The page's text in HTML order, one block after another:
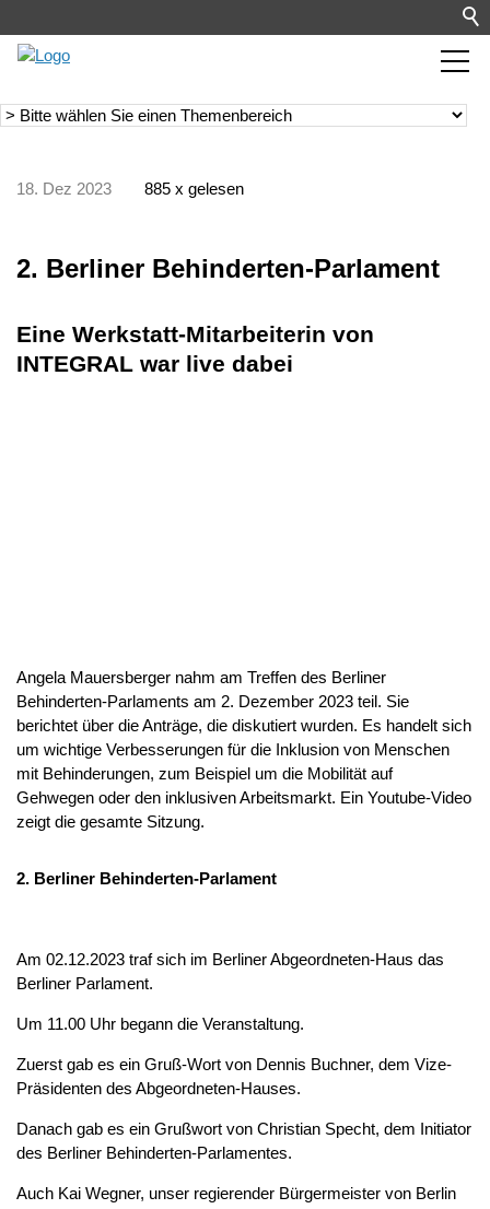
18. Dez 2023 885 x gelesen
2. Berliner Behinderten-Parlament
Eine Werkstatt-Mitarbeiterin von
INTEGRAL war live dabei
Angela Mauersberger nahm am Treffen des Berliner
Behinderten-Parlaments am 2. Dezember 2023 teil. Sie
berichtet über die Anträge, die diskutiert wurden. Es handelt sich
um wichtige Verbesserungen für die Inklusion von Menschen
mit Behinderungen, zum Beispiel um die Mobilität auf
Gehwegen oder den inklusiven Arbeitsmarkt. Ein Youtube-Video
zeigt die gesamte Sitzung.
2. Berliner Behinderten-Parlament
Am 02.12.2023 traf sich im Berliner Abgeordneten-Haus das
Berliner Parlament.
Um 11.00 Uhr begann die Veranstaltung.
Zuerst gab es ein Gruß-Wort von Dennis Buchner, dem Vize-
Präsidenten des Abgeordneten-Hauses.
Danach gab es ein Grußwort von Christian Specht, dem Initiator
des Berliner Behinderten-Parlamentes.
Auch Kai Wegner, unser regierender Bürgermeister von Berlin